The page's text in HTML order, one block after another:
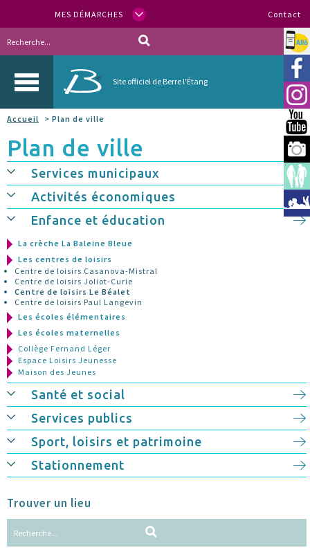
MES DÉMARCHES Contact
Site officiel de Berre l'Étang
Allo
Accueil > Plan de ville
Plan de ville
Services municipaux
Activités économiques
Enfance et éducation
La crèche La Baleine Bleue
Les centres de loisirs
Centre de loisirs Casanova-Mistral
Centre de loisirs Joliot-Curie
Centre de loisirs Le Béalet
Centre de loisirs Paul Langevin
Les écoles élémentaires
Les écoles maternelles
Collège Fernand Léger
Espace Loisirs Jeunesse
Maison des Jeunes
Santé et social
Services publics
Sport, loisirs et patrimoine
Stationnement
Trouver un lieu